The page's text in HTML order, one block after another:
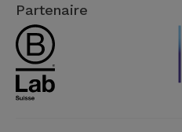
Partenaire